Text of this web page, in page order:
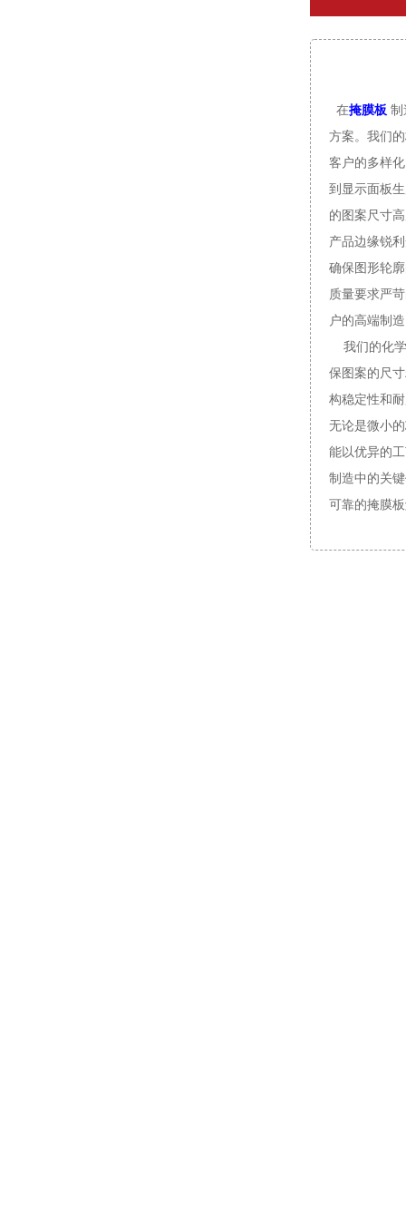
在掩膜板 制
方案。我们
客户的多样
到显示面板
的图案尺寸
产品边缘锐
确保图形轮
质量要求严
户的
我们的化
保图案的尺
构稳定性和
无论是微小
能以优异的
制造中的关
可靠的掩膜